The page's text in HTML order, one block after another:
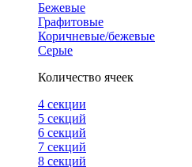
Бежевые
Графитовые
Коричневые/бежевые
Серые
Количество ячеек
4 cекции
5 секций
6 секций
7 секций
8 секций